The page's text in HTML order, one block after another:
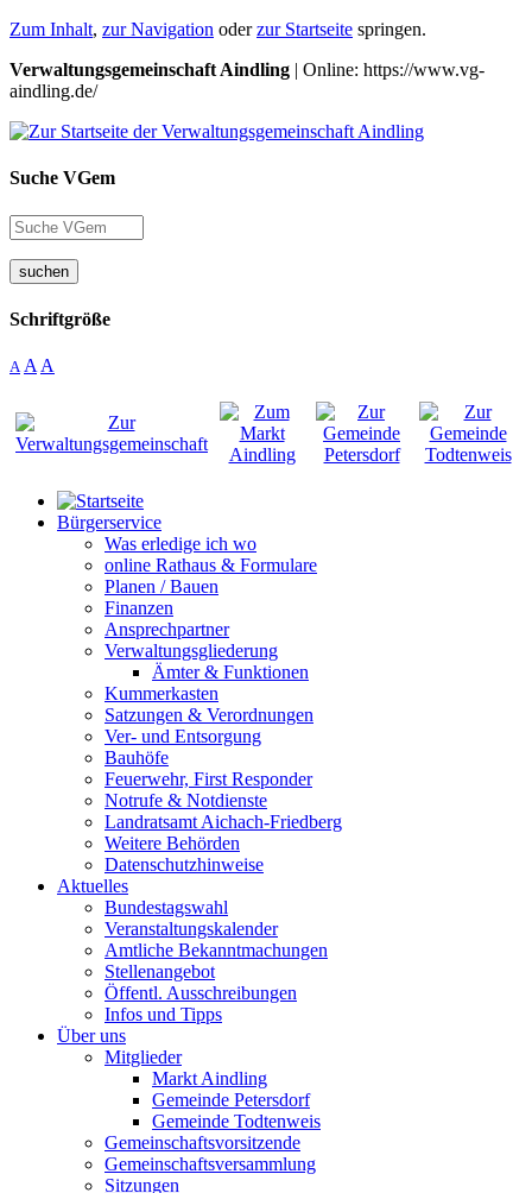
Zum Inhalt, zur Navigation oderzur Startseite springen.
Verwaltungsgemeinschaft Aindling | Online: https://www.vg-
aindling.de/
Suche VGem
suchen
Schriftgröße
A A A
Bürgerservice
Was erledige ich wo
online Rathaus & Formulare
Planen / Bauen
Finanzen
Ansprechpartner
Verwaltungsgliederung
Ämter & Funktionen
Kummerkasten
Satzungen & Verordnungen
Ver- und Entsorgung
Bauhöfe
Feuerwehr, First Responder
Notrufe & Notdienste
Landratsamt Aichach-Friedberg
Weitere Behörden
Datenschutzhinweise
Aktuelles
Bundestagswahl
Veranstaltungskalender
Amtliche Bekanntmachungen
Stellenangebot
Öffentl. Ausschreibungen
Infos und Tipps
Über uns
Mitglieder
Markt Aindling
Gemeinde Petersdorf
Gemeinde Todtenweis
Gemeinschaftsvorsitzende
Gemeinschaftsversammlung
Sitzungen